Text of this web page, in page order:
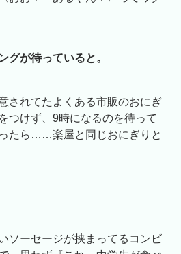
グが待っていると。
されてたよくある市販のおにぎ
つけず、9時になるのを待って
たら……楽屋と同じおにぎりと
ソーセージが挟まってるコンビ